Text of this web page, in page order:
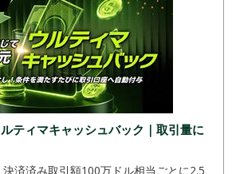
ィマキャッシュバック｜取引量に
済済み取引額100万ドル相当ごとに2.5